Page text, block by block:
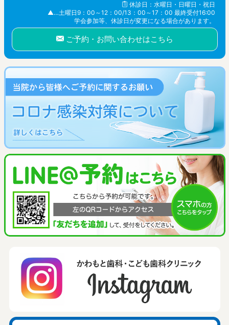
休診日：水曜日・日曜日・祝日
▲…土曜日9：00～12：00/13：00～17：00 最終受付16:00
学会参加等、休診日が変更になる場合があります。
ご予約・お問い合わせはこちら